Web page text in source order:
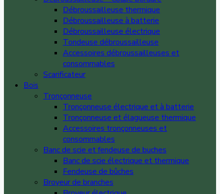
Débroussailleuse thermique
Débroussailleuse à batterie
Débroussailleuse électrique
Tondeuse débroussailleuse
Accessoires débroussailleuses et
consommables
Scarificateur
Bois
Tronçonneuse
Tronçonneuse électrique et à batterie
Tronçonneuse et élagueuse thermique
Accessoires tronçonneuses et
consommables
Banc de scie et fendeuse de buches
Banc de scie électrique et thermique
Fendeuse de bûches
Broyeur de branches